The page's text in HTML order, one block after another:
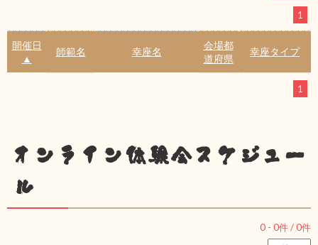
1
開催日
▲
師範名 幸座名
会場都
道府県
幸座タイプ
1
オンライン体験会スケジュー
ル
0 - 0件 /0件